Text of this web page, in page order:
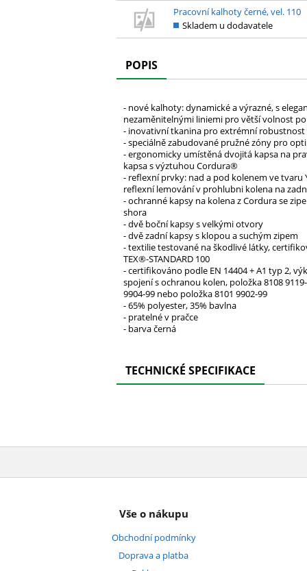
Pracovní kalhoty černé, vel. 110
Skladem u dodavatele
POPIS
- nové kalhoty: dynamické a výrazné, s
nezaměnitelnými liniemi pro větší volnost
- inovativní tkanina pro extrémní robustnost
- speciálně zabudované pružné zóny pro
- ergonomicky umístěná dvojitá kapsa na
kapsa s výztuhou Cordura®
- reflexní prvky: nad a pod kolenem ve tvaru
reflexní lemování v prohlubni kolena na
- ochranné kapsy na kolena z Cordura se
shora
- dvě boční kapsy s velkými otvory
- dvě zadní kapsy s klopou a suchým zipem
- textilie testované na škodlivé látky,
TEX®-STANDARD 100
- certifikováno podle EN 14404 + A1 typ 2,
spojení s ochranou kolen, položka 8108
9904-99 nebo položka 8101 9902-99
- 65% polyester, 35% bavlna
- pratelné v pračce
- barva černá
TECHNICKÉ SPECIFIKACE
Vše o nákupu
Obchodní podmínky
Doprava a platba